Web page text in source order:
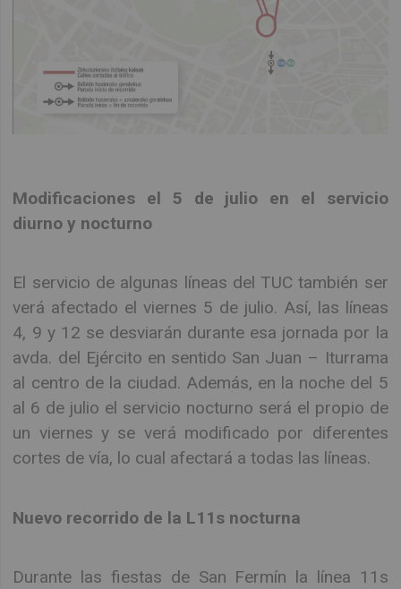
Modificaciones el 5 de julio en el servicio
diurno y nocturno
El servicio de algunas líneas del TUC también ser
verá afectado el viernes 5 de julio. Así, las líneas
4, 9 y 12 se desviarán durante esa jornada por la
avda. del Ejército en sentido San Juan – Iturrama
al centro de la ciudad. Además, en la noche del 5
al 6 de julio el servicio nocturno será el propio de
un viernes y se verá modificado por diferentes
cortes de vía, lo cual afectará a todas las líneas.
Nuevo recorrido de la L11s nocturna
Durante las fiestas de San Fermín la línea 11s